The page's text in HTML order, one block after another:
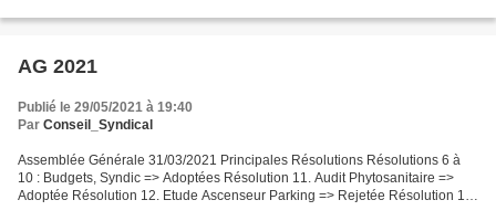
AG 2021
Publié le 29/05/2021 à 19:40
Par Conseil_Syndical
Assemblée Générale 31/03/2021 Principales Résolutions Résolutions 6 à
10 : Budgets, Syndic => Adoptées Résolution 11. Audit Phytosanitaire =>
Adoptée Résolution 12. Etude Ascenseur Parking => Rejetée Résolution 13.